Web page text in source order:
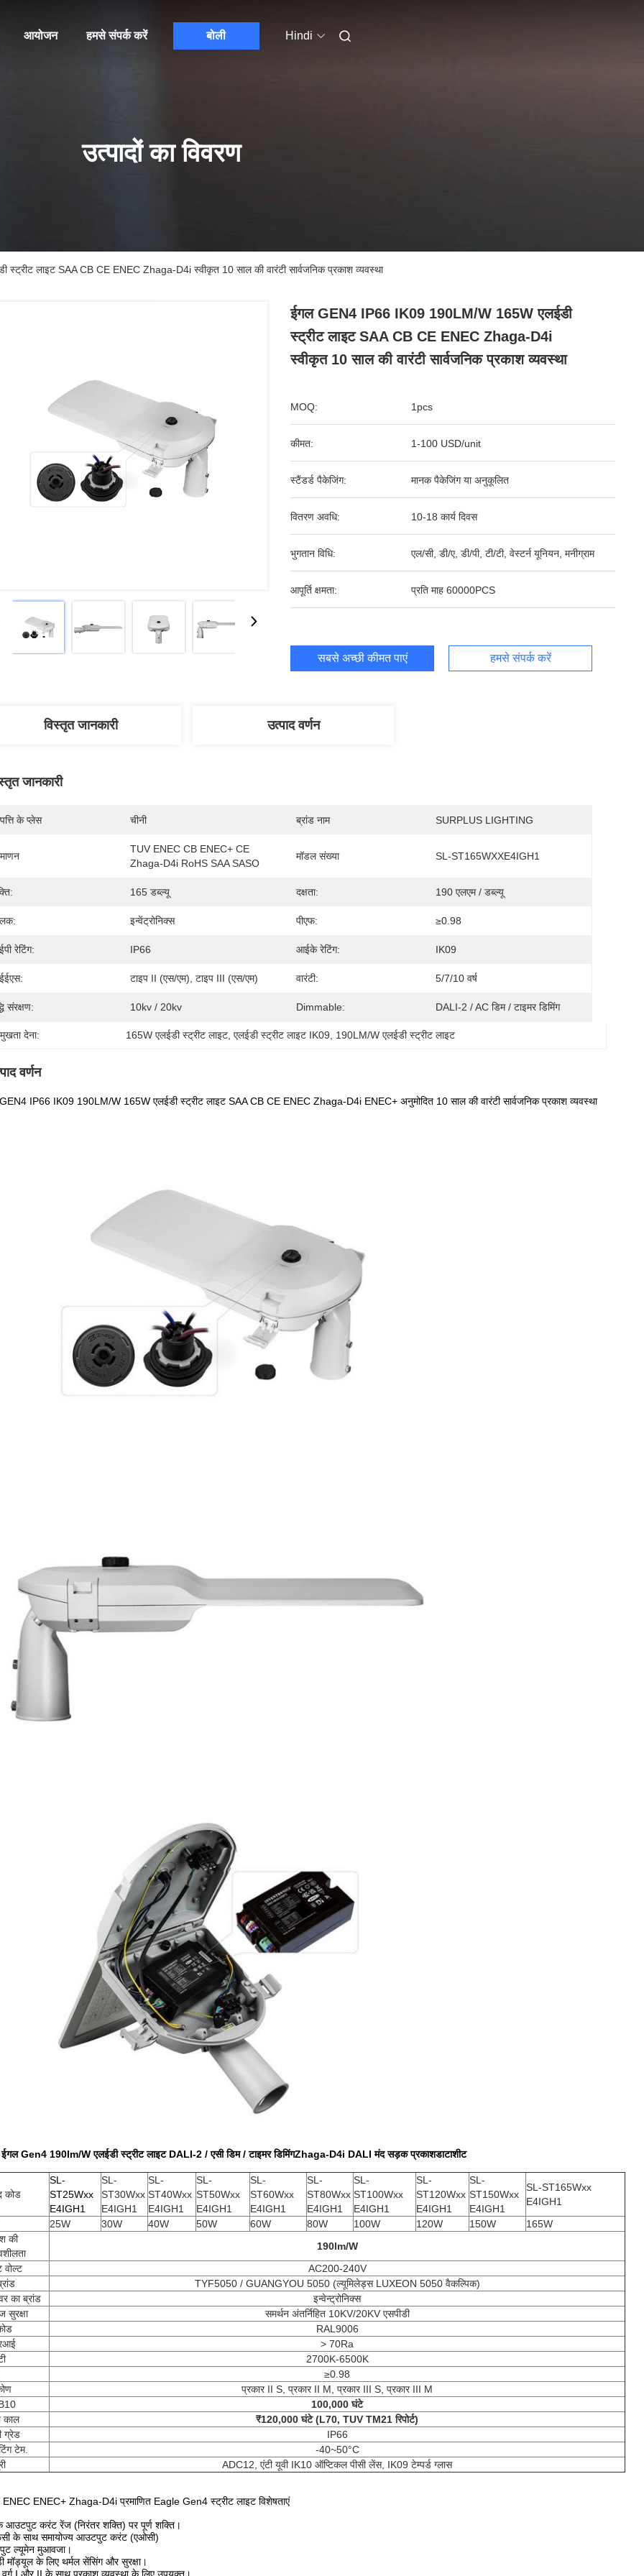
आयोजन हमसे संपर्क करें बोली Hindi
उत्पादों का विवरण
लाइट SAA CB CE ENEC Zhaga-D4i स्वीकृत 10 साल की वारंटी सार्वजनिक प्रकाश व्यवस्था
ईगल GEN4 IP66 IK09 190LM/W 165W एलईडी
स्ट्रीट लाइट SAA CB CE ENEC Zhaga-D4i
स्वीकृत 10 साल की वारंटी सार्वजनिक प्रकाश व्यवस्था
MOQ: 1pcs
कीमत: 1-100 USD/unit
स्टैंडर्ड पैकेजिंग: मानक पैकेजिंग या अनुकूलित
वितरण अवधि: 10-18 कार्य दिवस
भुगतान विधि: एल/सी, डी/ए, डी/पी, टी/टी, वेस्टर्न यूनियन, मनीग्राम
आपूर्ति क्षमता: प्रति माह 60000PCS
सबसे अच्छी कीमत पाएं हमसे संपर्क करें
विस्तृत जानकारी उत्पाद वर्णन
जानकारी
के प्लेस चीनी ब्रांड नाम SURPLUS LIGHTING
TUV ENEC CB ENEC+ CE
Zhaga-D4i RoHS SAA SASO
मॉडल संख्या SL-ST165WXXE4IGH1
165 डब्ल्यू दक्षता: 190 एलएम / डब्ल्यू
इन्वेंट्रोनिक्स पीएफ: ≥0.98
रेटिंग: IP66 आईके रेटिंग: IK09
टाइप II (एस/एम), टाइप III (एस/एम) वारंटी: 5/7/10 वर्ष
संरक्षण: 10kv / 20kv Dimmable: DALI-2 / AC डिम / टाइमर डिमिंग
देना: 165W एलईडी स्ट्रीट लाइट , एलईडी स्ट्रीट लाइट IK09 190LM/W एलईडी स्ट्रीट लाइट
वर्णन
IP66 IK09 190LM/W 165W एलईडी स्ट्रीट लाइट SAA CB CE ENEC Zhaga-D4i ENEC+ अनुमोदित 10 साल की वारंटी सार्वजनिक प्रकाश व्यवस्था
ईगल Gen4 190lm/W एलईडी स्ट्रीट लाइट DALI-2 / एसी डिम / टाइमर डिमिंगZhaga-D4i DALI मंद सड़क प्रकाशडाटाशीट
कोड
SL-
ST25Wxx
E4IGH1
SL-
ST30Wxx
E4IGH1
SL-
ST40Wxx
E4IGH1
SL-
ST50Wxx
E4IGH1
SL-
ST60Wxx
E4IGH1
SL-
ST80Wxx
E4IGH1
SL-
ST100Wxx
E4IGH1
SL-
ST120Wxx
E4IGH1
SL-
ST150Wxx
E4IGH1
SL-ST165Wxx
E4IGH1
25W 30W 40W 50W 60W 80W 100W 120W 150W
165W
की
190lm/W
वोल्ट
AC200-240V
TYF5050 / GUANGYOU 5050 (ल्यूमिलेड्स LUXEON 5050 वैकल्पिक)
का ब्रांड
इन्वेन्ट्रोनिक्स
सुरक्षा
समर्थन अंतर्निहित 10KV/20KV एसपीडी
RAL9006
> 70Ra
2700K-6500K
≥0.98
प्रकार II S, प्रकार II M, प्रकार III S, प्रकार III M
100,000 घंटे
काल
₹120,000 घंटे (L70, TUV TM21 रिपोर्ट)
ग्रेड
IP66
टेम.
-40~50°C
ADC12, एंटी यूवी IK10 ऑप्टिकल पीसी लेंस, IK09 टेम्पर्ड ग्लास
ENEC+ Zhaga-D4i प्रमाणित Eagle Gen4 स्ट्रीट लाइट विशेषताएं
आउटपुट करंट रेंज (निरंतर शक्ति) पर पूर्ण शक्ति।
के साथ समायोज्य आउटपुट करंट (एओसी)
ल्यूमेन मुआवजा।
मॉड्यूल के लिए थर्मल सेंसिंग और सुरक्षा।
वर्ग I और II के साथ प्रकाश व्यवस्था के लिए उपयुक्त।